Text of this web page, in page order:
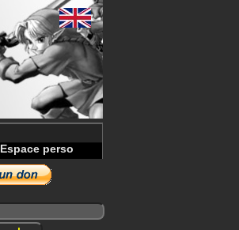
Espace perso